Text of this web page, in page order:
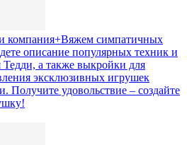
компания+Вяжем симпатичных
описание популярных техник и
Тедди, а также выкройки для
эксклюзивных игрушек
Получите удовольствие – создайте